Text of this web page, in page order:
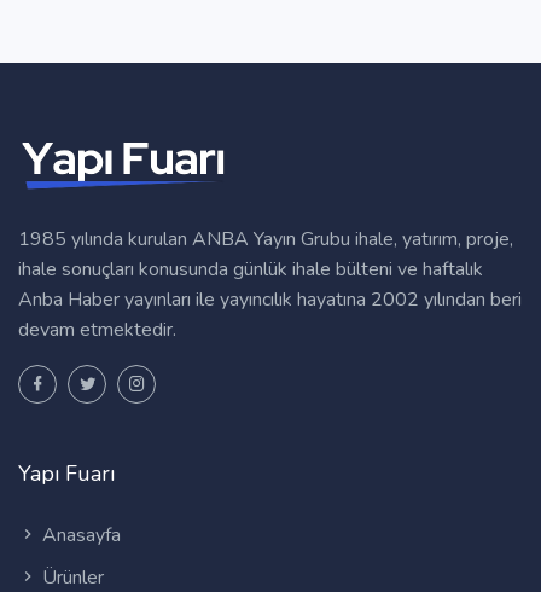
1985 yılında kurulan ANBA Yayın Grubu ihale, yatırım, proje,
ihale sonuçları konusunda günlük ihale bülteni ve haftalık
Anba Haber yayınları ile yayıncılık hayatına 2002 yılından beri
devam etmektedir.
Yapı Fuarı
Anasayfa
Ürünler